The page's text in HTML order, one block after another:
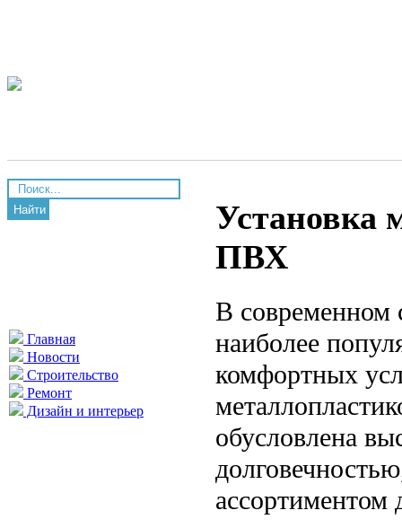
Найти
Главная
Новости
Строительство
Ремонт
Дизайн и интерьер
Установка
ПВХ
В современном
наиболее
комфортных
обусловлена
ассортиментом